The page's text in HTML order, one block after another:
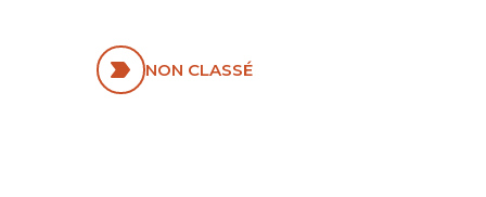
NON CLASSÉ